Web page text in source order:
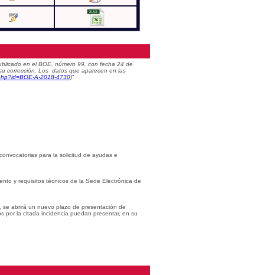
en el BOE, número 99, con fecha 24 de
corrección. Los datos que aparecen en las
A-2018-4730)”
para la solicitud de ayudas e
y requisitos técnicos de la Sede Electrónica de
abrirá un nuevo plazo de presentación de
por la citada incidencia puedan presentar, en su